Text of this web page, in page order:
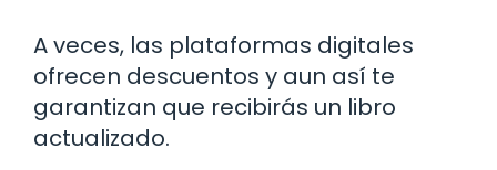
A veces, las plataformas digitales
ofrecen descuentos y aun así te
garantizan que recibirás un libro
actualizado.